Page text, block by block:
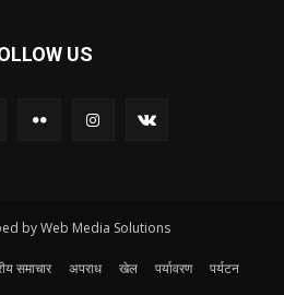
US
by Web Media Solutions
समाचार अपराध खेल पर्यावरण पर्यटन